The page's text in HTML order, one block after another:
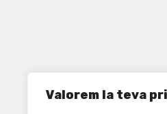
Valorem la teva